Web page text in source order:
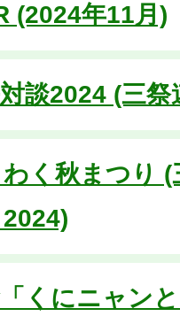
(2024年11月)
談2024 (三祭
く秋まつり (
くにニャン